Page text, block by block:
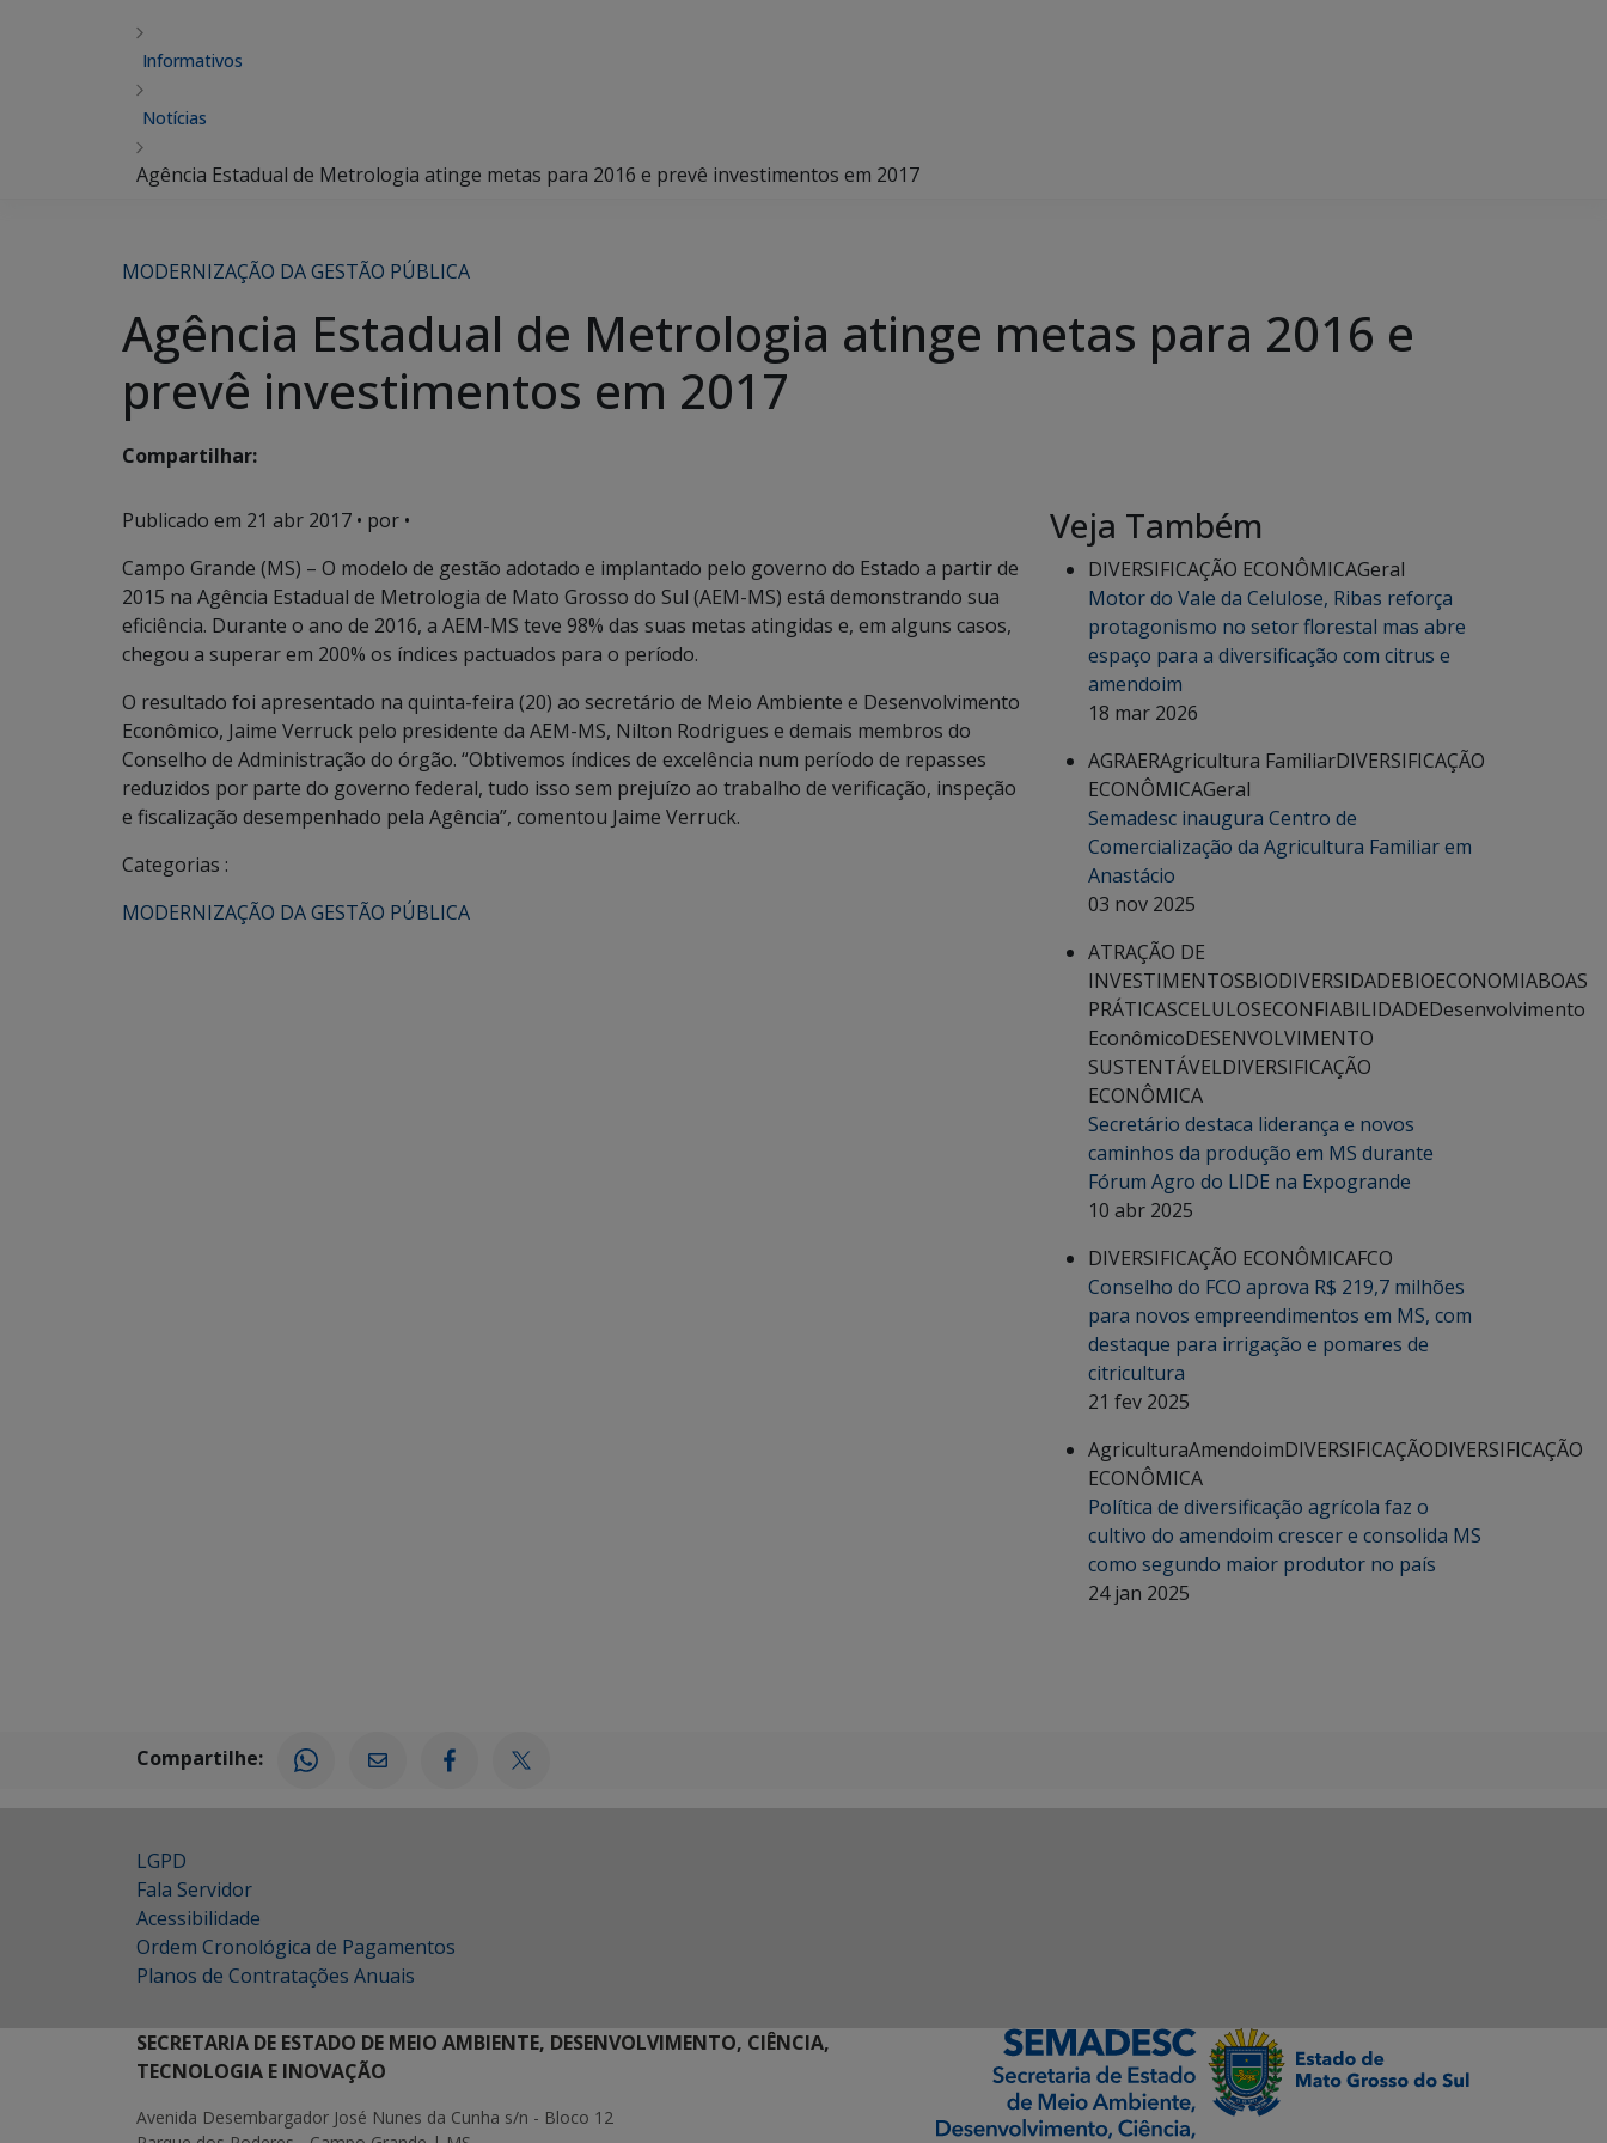
Informativos
Notícias
Agência Estadual de Metrologia atinge metas para 2016 e prevê investimentos em 2017
MODERNIZAÇÃO DA GESTÃO PÚBLICA
Agência Estadual de Metrologia atinge metas para 2016 e
prevê investimentos em 2017
Compartilhar:
Publicado em 21 abr 2017 • por •
Campo Grande (MS) – O modelo de gestão adotado e implantado pelo governo do Estado a partir de
2015 na Agência Estadual de Metrologia de Mato Grosso do Sul (AEM-MS) está demonstrando sua
eficiência. Durante o ano de 2016, a AEM-MS teve 98% das suas metas atingidas e, em alguns casos,
chegou a superar em 200% os índices pactuados para o período.
O resultado foi apresentado na quinta-feira (20) ao secretário de Meio Ambiente e Desenvolvimento
Econômico, Jaime Verruck pelo presidente da AEM-MS, Nilton Rodrigues e demais membros do
Conselho de Administração do órgão. “Obtivemos índices de excelência num período de repasses
reduzidos por parte do governo federal, tudo isso sem prejuízo ao trabalho de verificação, inspeção
e fiscalização desempenhado pela Agência”, comentou Jaime Verruck.
Categorias :
MODERNIZAÇÃO DA GESTÃO PÚBLICA
Veja Também
DIVERSIFICAÇÃO ECONÔMICAGeral
Motor do Vale da Celulose, Ribas reforça
protagonismo no setor florestal mas abre
espaço para a diversificação com citrus e
amendoim
18 mar 2026
AGRAERAgricultura FamiliarDIVERSIFICAÇÃO
ECONÔMICAGeral
Semadesc inaugura Centro de
Comercialização da Agricultura Familiar em
Anastácio
03 nov 2025
ATRAÇÃO DE
INVESTIMENTOSBIODIVERSIDADEBIOECONOMIABOAS
PRÁTICASCELULOSECONFIABILIDADEDesenvolvimento
EconômicoDESENVOLVIMENTO
SUSTENTÁVELDIVERSIFICAÇÃO
ECONÔMICA
Secretário destaca liderança e novos
caminhos da produção em MS durante
Fórum Agro do LIDE na Expogrande
10 abr 2025
DIVERSIFICAÇÃO ECONÔMICAFCO
Conselho do FCO aprova R$ 219,7 milhões
para novos empreendimentos em MS, com
destaque para irrigação e pomares de
citricultura
21 fev 2025
AgriculturaAmendoimDIVERSIFICAÇÃODIVERSIFICAÇÃO
ECONÔMICA
Política de diversificação agrícola faz o
cultivo do amendoim crescer e consolida MS
como segundo maior produtor no país
24 jan 2025
Compartilhe:
LGPD
Fala Servidor
Acessibilidade
Ordem Cronológica de Pagamentos
Planos de Contratações Anuais
SECRETARIA DE ESTADO DE MEIO AMBIENTE, DESENVOLVIMENTO, CIÊNCIA,
TECNOLOGIA E INOVAÇÃO
Avenida Desembargador José Nunes da Cunha s/n - Bloco 12